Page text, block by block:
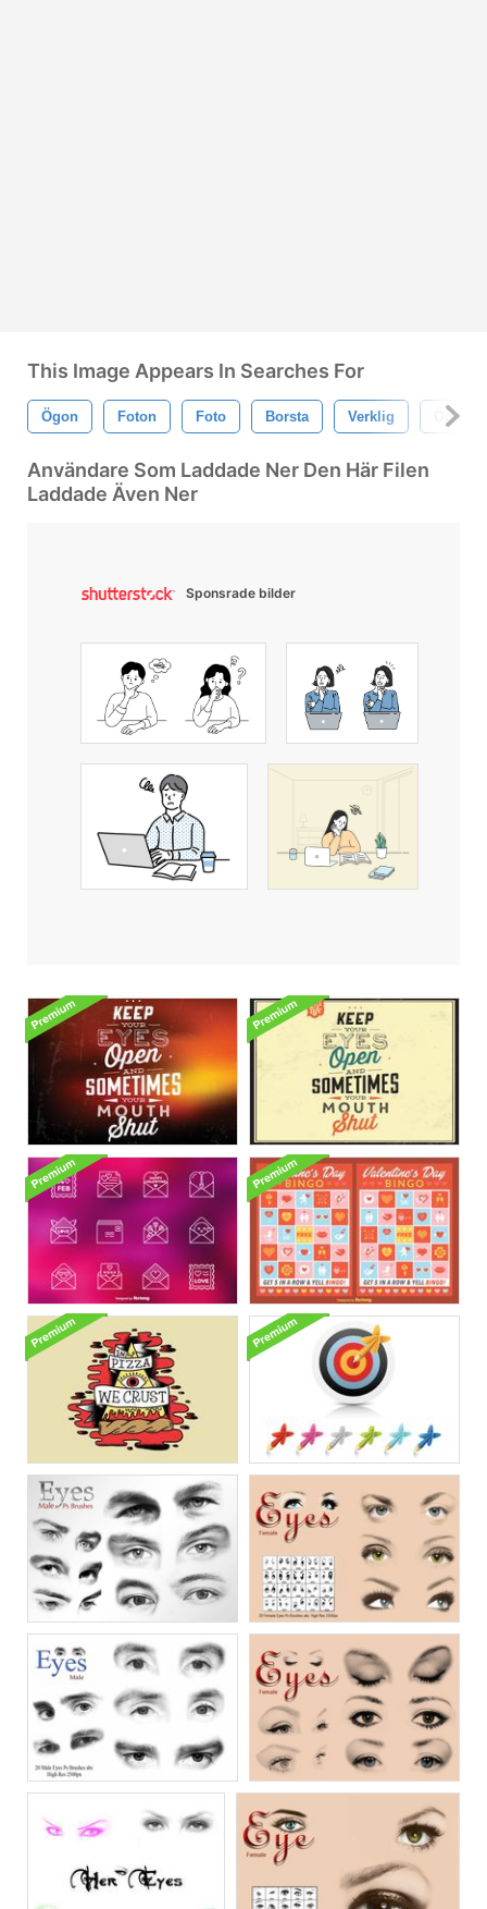
This Image Appears In Searches For
Ögon Foton Foto Borsta Verklig Öga
Användare Som Laddade Ner Den Här Filen
Laddade Även Ner
Sponsrade bilder